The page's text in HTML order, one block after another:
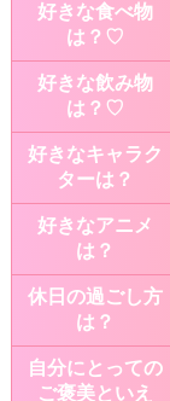
好きな食べ物
は？♡
好きな飲み物
は？♡
好きなキャラク
ターは？
好きなアニメ
は？
休日の過ごし方
は？
自分にとっての
ご褒美といえ